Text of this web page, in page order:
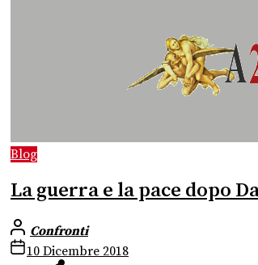
Blog
La guerra e la pace dopo
Confronti
10 Dicembre 2018